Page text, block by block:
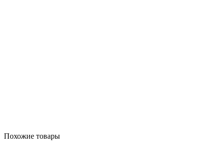
Похожие товары